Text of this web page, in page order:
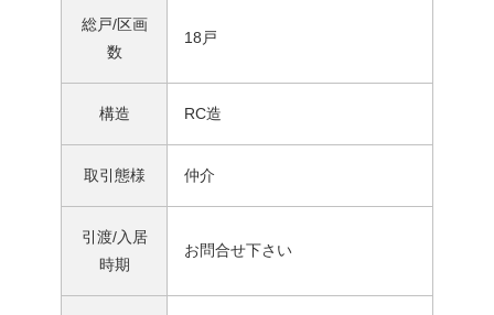
総戸/区画
数
18戸
構造 RC造
取引態様 仲介
引渡/入居
時期
お問合せ下さい